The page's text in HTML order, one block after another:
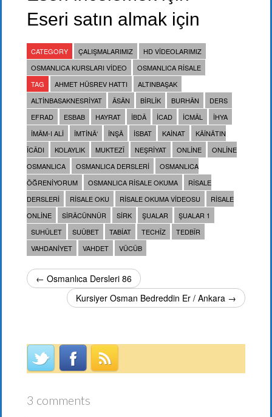
Eseri satın almak için
CATEGORY ÇALIŞMALARIMIZ
HD VIDEOLARIMIZ
OSMANLICA KURSLARI VIDEO
OSMANLICA RISALE
TAG
AHMET HÜSREV HATTI
ALTINBAŞAK
ALTINBASAKNESRIYAT
ÂSÂN BIRLIK BURHÂN
DERS
EFRAD
ESBAB HAYRAT IBDÂ ICAD ICMÂL
IHYA
İMÂM-I ALI
IMTINÂ‘ INŞÂ ISBAT KAINAT
KÂINÂTIN
ÎCÂDI
KOLAYLIK MUKTEZÎ NEŞRIYAT ONLINE
ONLINE
OSMANLICA
OSMANLICA DERSLERI
OSMANLICA
ÖĞRENIYORUM
OSMANLICA RISALE OKUMA
RISALE
DERSLERI
RISALE OKU RISALE OKUMA VIDEOSU
RISALE
ONLINE
SIRÂCÜNNÛR SIRK ŞUALAR
ŞUALAR 1
SUHÛLET
SUÛBET TABIAT TECHÎZ
TEDBÎR
VAHDANIYET
VAHDET VÜCÛB
← Osmanlıca Dersleri 86
Kursiyer Osman Bedreddin Er / Ankara →
3 comments